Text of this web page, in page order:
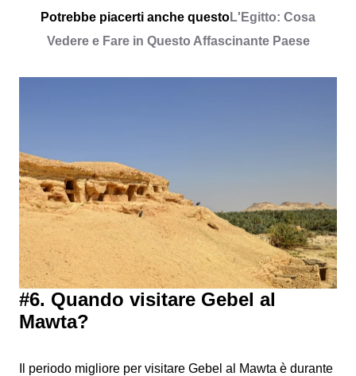
Potrebbe piacerti anche questoL'Egitto: Cosa
Vedere e Fare in Questo Affascinante Paese
#6. Quando visitare Gebel al
Mawta?
Il periodo migliore per visitare Gebel al Mawta è durante